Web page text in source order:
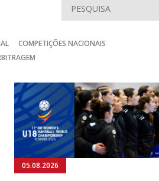
COMPETIÇÕES NACIONAIS
05.08.2026